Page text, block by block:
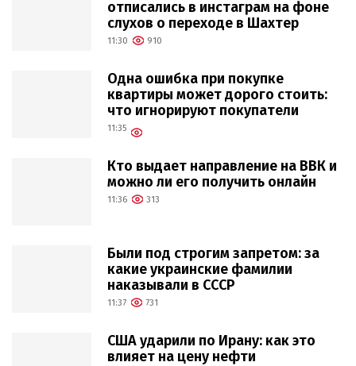
отписались в инстаграм на фоне
слухов о переходе в Шахтер
11:30 910
Одна ошибка при покупке
квартиры может дорого стоить:
что игнорируют покупатели
11:35
Кто выдает направление на ВВК и
можно ли его получить онлайн
11:36 313
Были под строгим запретом: за
какие украинские фамилии
наказывали в СССР
11:37 731
США ударили по Ирану: как это
влияет на цену нефти